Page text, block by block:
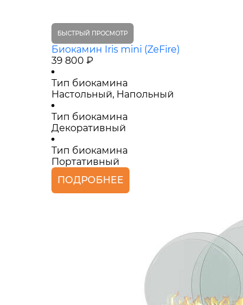
БЫСТРЫЙ ПРОСМОТР
Биокамин Iris mini (ZeFire)
39 800 ₽
Тип биокамина
Настольный, Напольный
Тип биокамина
Декоративный
Тип биокамина
Портативный
ПОДРОБНЕЕ